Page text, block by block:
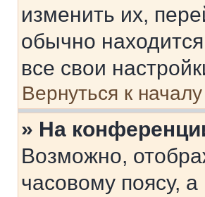
изменить их,
обычно
все свои
Вернуться к началу
» На
Возможно,
часовому поясу,